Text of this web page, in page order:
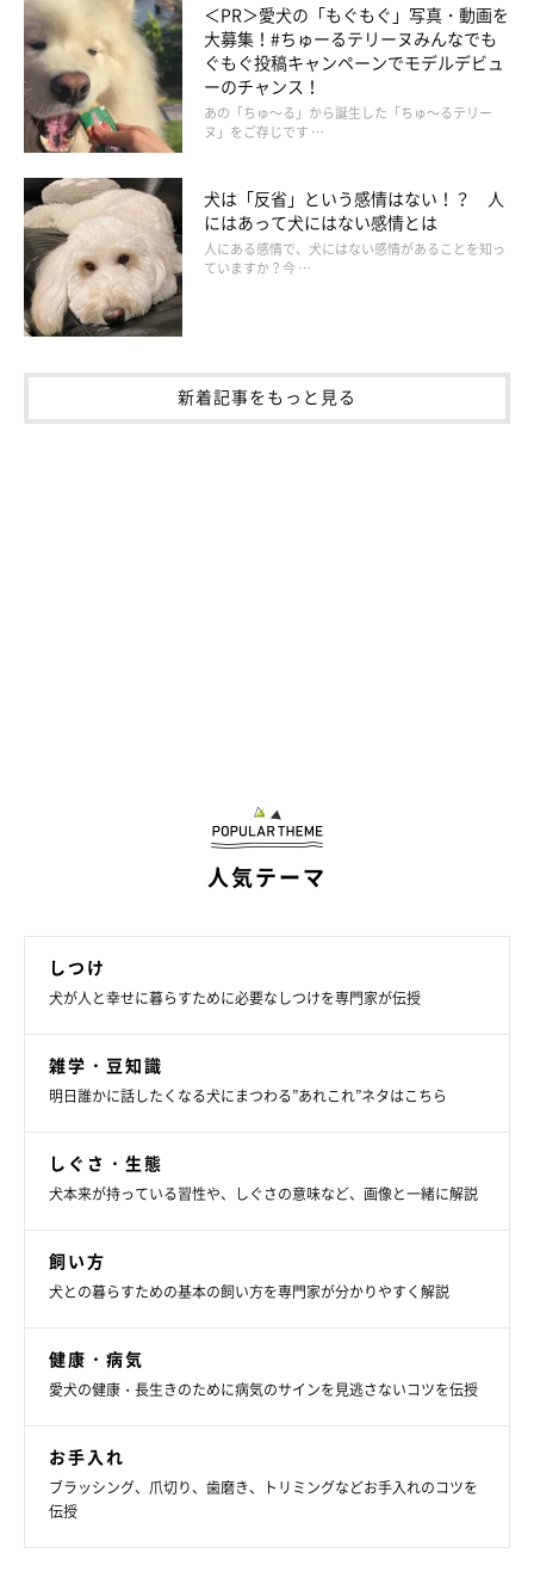
避妊・去勢手術を受けるメリットは大きく、発情期のストレスが
軽減され犬の気持ちが安定するほか、一説では生殖器の発ガン率
が1/10に減少するなど、いろいろな病気にかかるリスクを減らせ
ることも確かめられています。
メスの避妊手術は卵巣と子宮を摘出し、オスの去勢手術は睾丸を
摘出する手術が一般的で、病院によって違ってはきますが、費用
はメス3〜5万円、オス2〜3万円が目安です。オスは去勢をする
とほかの犬とケンカをすることが減り、発情期のメスが近づいて
も性衝動からくるストレスがなくなります。また、メスもオスと
同じように性格がおだやかになり、よりしつけやすくなる傾向
取材•イラスト：ふじいまさこ ／ 文：本吉恭子
藤井仁美先生
動物病院に勤務
＜PR＞愛犬の「もぐもぐ」写真・動画を
大募集！#ちゅーるテリーヌみんなでも
ぐもぐ投稿キャンペーンでモデルデビュ
ーのチャンス！
あの「ちゅ～る」から誕生した「ちゅ～るテリー
ヌ」をご存じです …
犬は「反省」という感情はない！？ 人
にはあって犬にはない感情とは
人にある感情で、犬にはない感情があることを知っ
ていますか？今 …
新着記事をもっと見る
人気テーマ
しつけ
犬が人と幸せに暮らすために必要なしつけを専門家が伝授
雑学・豆知識
明日誰かに話したくなる犬にまつわる”あれこれ”ネタはこちら
しぐさ・生態
犬本来が持っている習性や、しぐさの意味など、画像と一緒に解説
飼い方
犬との暮らすための基本の飼い方を専門家が分かりやすく解説
健康・病気
愛犬の健康・長生きのために病気のサインを見逃さないコツを伝授
お手入れ
ブラッシング、爪切り、歯磨き、トリミングなどお手入れのコツを
伝授